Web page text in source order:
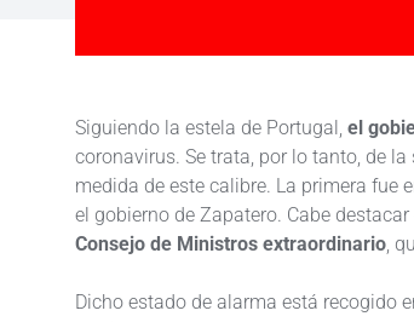
Siguiendo la estela de Portugal, el
coronavirus. Se trata, por lo tanto, de
medida de este calibre. La primera fue
el gobierno de Zapatero. Cabe
Consejo de Ministros extraordinario,
Dicho estado de alarma está recogido